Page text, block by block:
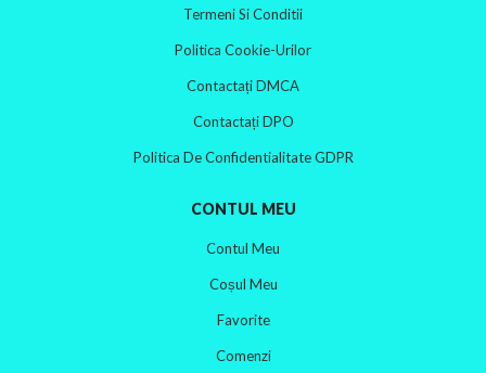
Termeni Si Conditii
Politica Cookie-Urilor
Contactați DMCA
Contactați DPO
Politica De Confidentialitate GDPR
CONTUL MEU
Contul Meu
Coșul Meu
Favorite
Comenzi